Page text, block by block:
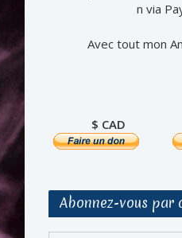
n via
Avec tout mon
$ CAD
Abonnez-vous par